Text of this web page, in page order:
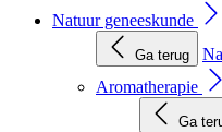
Natuur geneeskunde
Ga terug
Aromatherapie
Ga